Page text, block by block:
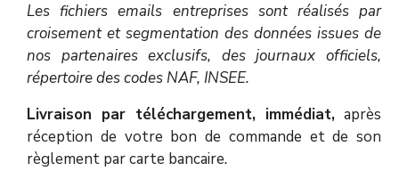
Les fichiers emails entreprises sont réalisés par
croisement et segmentation des données issues de
nos partenaires exclusifs, des journaux officiels,
répertoire des codes NAF, INSEE.
Livraison par téléchargement, immédiat, après
réception de votre bon de commande et de son
règlement par carte bancaire.